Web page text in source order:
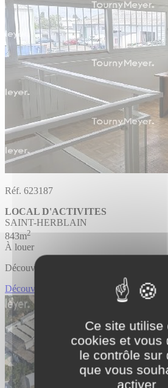
Ce site utilise
cookies et vous
le contrôle sur
que vous
activer
Réf. 623187
LOCAL D'ACTIVITES
SAINT-HERBLAIN
843m2
À louer
Découvrir l'offre
Découvrir LOCAL D'ACTIVITES